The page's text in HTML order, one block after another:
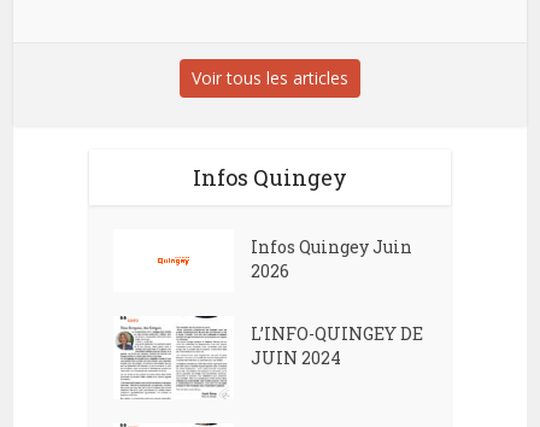
Voir tous les articles
Infos Quingey
Infos Quingey Juin
2026
L’INFO-QUINGEY DE
JUIN 2024